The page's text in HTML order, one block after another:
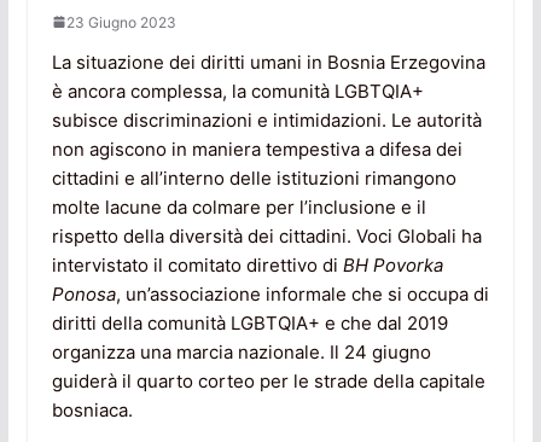
23 Giugno 2023
La situazione dei diritti umani in Bosnia Erzegovina
è ancora complessa, la comunità LGBTQIA+
subisce discriminazioni e intimidazioni. Le autorità
non agiscono in maniera tempestiva a difesa dei
cittadini e all’interno delle istituzioni rimangono
molte lacune da colmare per l’inclusione e il
rispetto della diversità dei cittadini. Voci Globali ha
intervistato il comitato direttivo di BH Povorka
Ponosa, un’associazione informale che si occupa di
diritti della comunità LGBTQIA+ e che dal 2019
organizza una marcia nazionale. Il 24 giugno
guiderà il quarto corteo per le strade della capitale
bosniaca.